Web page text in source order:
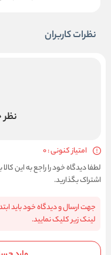
نظرات کاربران
نظر
امتیاز کنونی : 0
لطفا دیدگاه خود را راجع به این
اشتراک بگذارید.
جهت ارسال و دیدگاه خود باید
لینک زیر کلیک نمایید.